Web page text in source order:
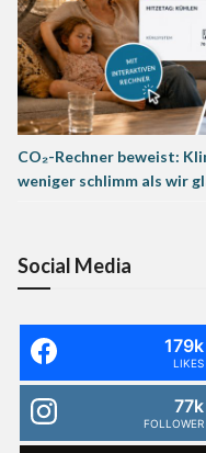
CO₂-Rechner beweist:
weniger schlimm als wir
Social Media
179k
LIKES
77k
FOLLOWER